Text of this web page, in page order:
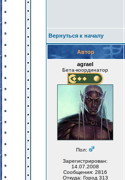
Вернуться к началу
Автор
agrael
Бета-координатор
Пол:
Зарегистрирован:
14.07.2008
Сообщения: 2816
Откуда: Город 313